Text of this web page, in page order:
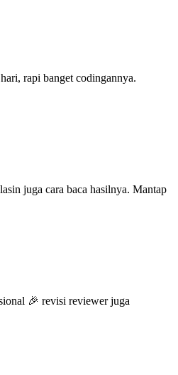
rapi banget codingannya.
juga cara baca hasilnya. Mantap
🎉 revisi reviewer juga